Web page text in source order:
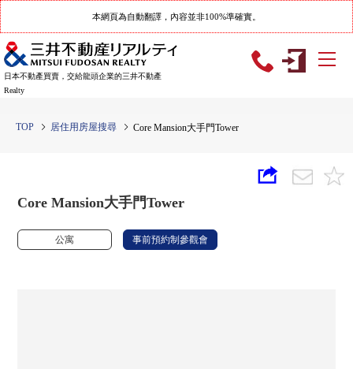
本網頁為自動翻譯，內容並非100%準確實。
日本不動產買賣，交給龍頭企業的三井不動產
Realty
TOP 居住用房屋搜尋 Core Mansion大手門Tower
Core Mansion大手門Tower
公寓 事前預約制參觀會